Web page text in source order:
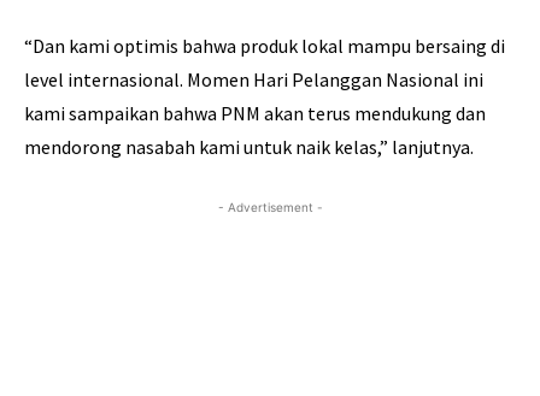
“Dan kami optimis bahwa produk lokal mampu bersaing di
level internasional. Momen Hari Pelanggan Nasional ini
kami sampaikan bahwa PNM akan terus mendukung dan
mendorong nasabah kami untuk naik kelas,” lanjutnya.
- Advertisement -